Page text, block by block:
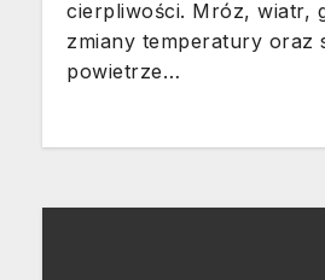
cierpliwości. Mróz, wiatr,
zmiany temperatury oraz
powietrze…